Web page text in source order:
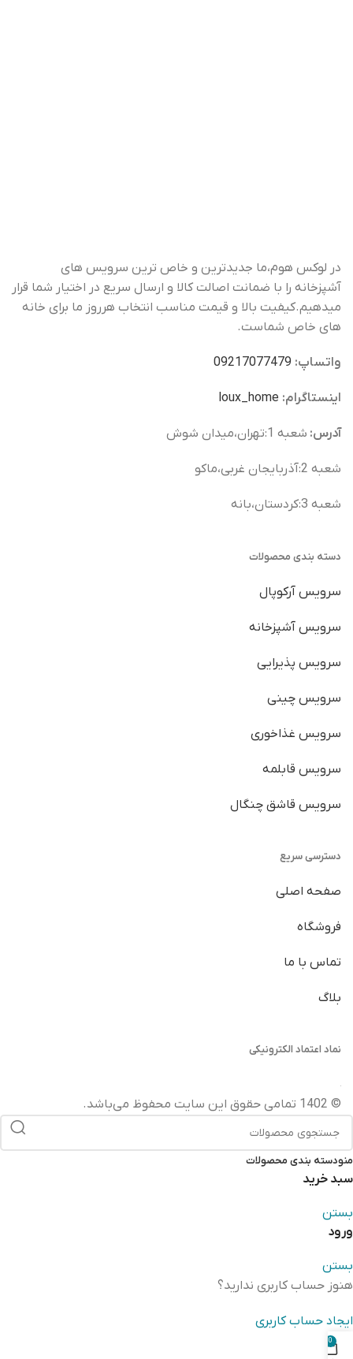
در لوکس هوم،ما جدیدترین و خاص ترین سرویس های
آشپزخانه را با ضمانت اصالت کالا و ارسال سریع در اختیار شما قرار
میدهیم.کیفیت بالا و قیمت مناسب انتخاب هرروز ما برای خانه
های خاص شماست.
واتساپ: 09217077479
اینستاگرام: loux_home​
آدرس: شعبه 1:تهران،میدان شوش
شعبه 2:آذربایجان غربی،ماکو
شعبه 3:کردستان،بانه
دسته بندی محصولات
سرویس آرکوپال
سرویس آشپزخانه
سرویس پذیرایی
سرویس چینی
سرویس غذاخوری
سرویس قابلمه
سرویس قاشق چنگال
دسترسی سریع
صفحه اصلی
فروشگاه
تماس با ما
بلاگ
نماد اعتماد الکترونیکی
© 1402 تمامی حقوق این سایت محفوظ می‌باشد.
منودسته بندی محصولات
سبد خرید
بستن
ورود
بستن
هنوز حساب کاربری ندارید؟
ایجاد حساب کاربری
0